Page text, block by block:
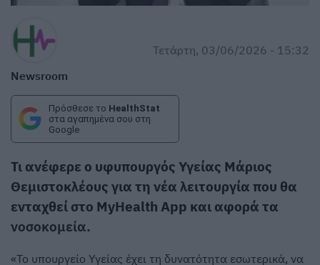
Newsroom
Τετάρτη, 03/06/2026 - 15:32
Πρόσθεσε το HealthStat
στα αγαπημένα σου στη
Google
Τι ανέφερε ο υφυπουργός Υγείας Μάριος
Θεμιστοκλέους για τη νέα λειτουργία που θα
ενταχθεί στο MyHealth App και αφορά τα
νοσοκομεία.
«Το υπουργείο Υγείας έχει τη δυνατότητα εσωτερικά, να